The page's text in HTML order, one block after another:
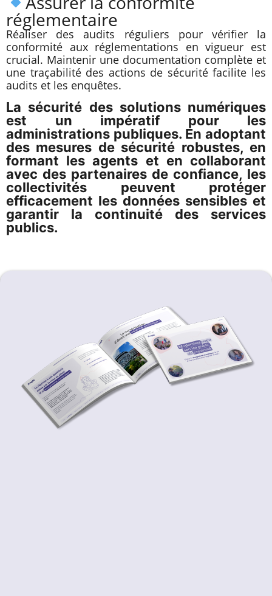
réglementaire
Réaliser des audits réguliers pour vérifier la
conformité aux réglementations en vigueur est
crucial. Maintenir une documentation complète et
une traçabilité des actions de sécurité facilite les
audits et les enquêtes.
La sécurité des solutions numériques
est un impératif pour les
administrations publiques. En adoptant
des mesures de sécurité robustes, en
formant les agents et en collaborant
avec des partenaires de confiance, les
collectivités peuvent protéger
efficacement les données sensibles et
garantir la continuité des services
publics.